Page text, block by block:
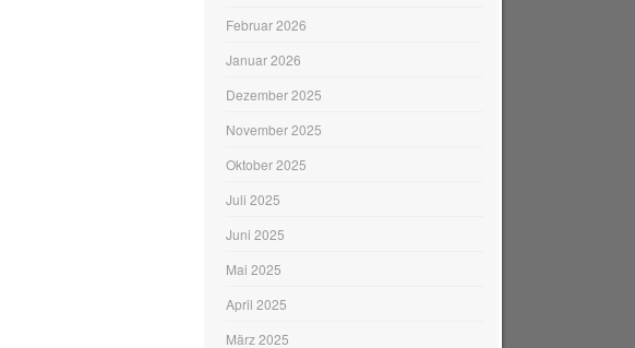
Februar 2026
Januar 2026
Dezember 2025
November 2025
Oktober 2025
Juli 2025
Juni 2025
Mai 2025
April 2025
März 2025